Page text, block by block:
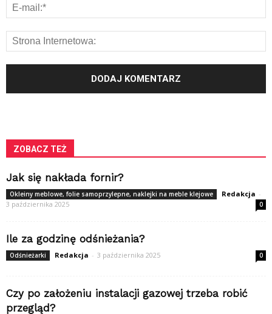
ZOBACZ TEŻ
Jak się nakłada fornir?
Okleiny meblowe, folie samoprzylepne, naklejki na meble klejowe Redakcja -
3 października 2025
0
Ile za godzinę odśnieżania?
Odśnieżarki Redakcja - 3 października 2025 0
Czy po założeniu instalacji gazowej trzeba robić
przegląd?